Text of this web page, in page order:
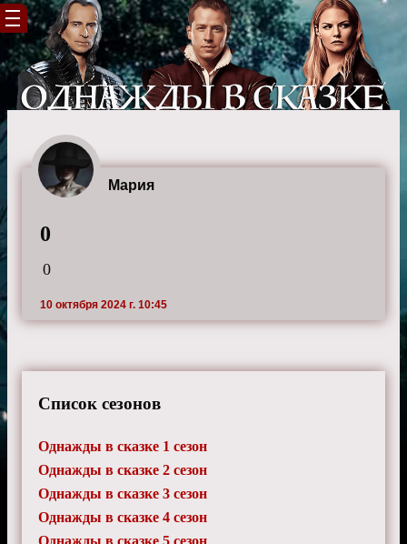
Мария
0
0
10 октября 2024 г. 10:45
Список сезонов
Однажды в сказке 1 сезон
Однажды в сказке 2 сезон
Однажды в сказке 3 сезон
Однажды в сказке 4 сезон
Однажды в сказке 5 сезон